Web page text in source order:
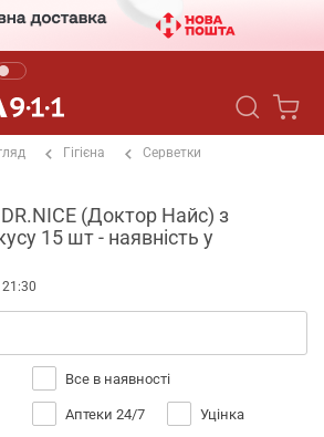
Гігієна Серветки
(Доктор Найс) з
15 шт - наявність у
21:30
Все в наявності
Аптеки 24/7 Уцінка